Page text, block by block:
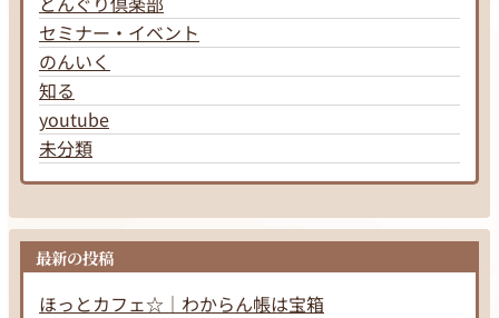
セミナー・イベント
のんいく
知る
youtube
未分類
最新の投稿
ほっとカフェ☆｜わからん帳は宝箱